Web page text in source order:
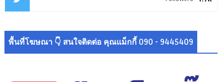
พื้นที่โฆษณา 👇 สนใจติดต่อ คุณแม็กกี้ 090 - 9445409